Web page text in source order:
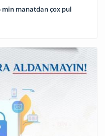
min manatdan çox pul